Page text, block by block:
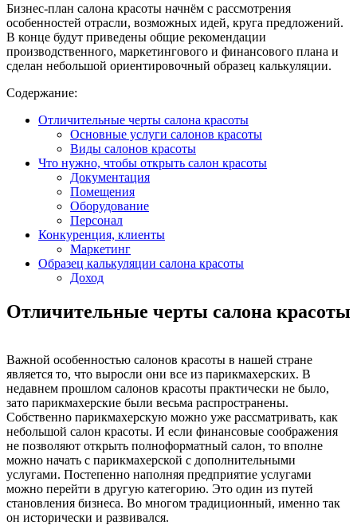
Бизнес-план салона красоты начнём с рассмотрения
особенностей отрасли, возможных идей, круга предложений.
В конце будут приведены общие рекомендации
производственного, маркетингового и финансового плана и
сделан небольшой ориентировочный образец калькуляции.
Содержание:
Отличительные черты салона красоты
Основные услуги салонов красоты
Виды салонов красоты
Что нужно, чтобы открыть салон красоты
Документация
Помещения
Оборудование
Персонал
Конкуренция, клиенты
Маркетинг
Образец калькуляции салона красоты
Доход
Отличительные черты салона красоты
Важной особенностью салонов красоты в нашей стране
является то, что выросли они все из парикмахерских. В
недавнем прошлом салонов красоты практически не было,
зато парикмахерские были весьма распространены.
Собственно парикмахерскую можно уже рассматривать, как
небольшой салон красоты. И если финансовые соображения
не позволяют открыть полноформатный салон, то вполне
можно начать с парикмахерской с дополнительными
услугами. Постепенно наполняя предприятие услугами
можно перейти в другую категорию. Это один из путей
становления бизнеса. Во многом традиционный, именно так
он исторически и развивался.